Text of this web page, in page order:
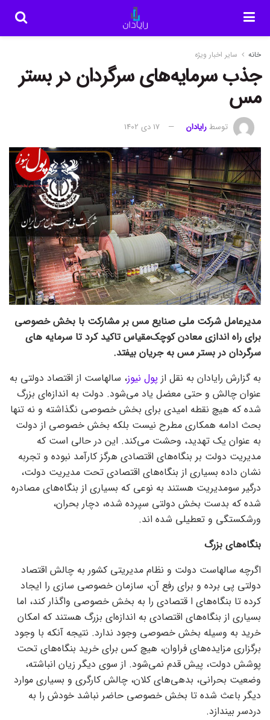
خانه سایر اخبار ویژه
جذب سرمایه‌های سرگردان در بستر
مس
توسطرایادان 17 دی 1402
مدیرعامل شرکت ملی صنایع مس بر مشارکت با بخش خصوصی
برای راه اندازی معادن کوچک‌مقیاس تاکید کرد تا سرمایه های
سرگردان در بستر مس به جریان بیفتد.
به گزارش رایادان به نقل از پول نیوز، سالهاست از اقتصاد دولتی به
عنوان چالش و حتی معضل یاد می‌شود. دولت به اندازه‌ای بزرگ
شده که هیچ نقطه امیدی برای بخش خصوصی نگذاشته و نه تنها
بحث ادامه همکاری مطرح نیست بلکه بخش خصوصی از دولت
به عنوان یک تهدید، وحشت می‌کند. این در حالی است که
مدیریت دولت بر بنگاه‌های اقتصادی هرگز کارآمد نبوده و تجربه
نشان داده بسیاری از بنگاه‌های اقتصادی تحت مدیریت دولت،
درگیر سومدیریت هستند به نوعی که بسیاری از بنگاه‌های مصادره
شده که بدست بخش دولتی سپرده شده، دچار بحران،
ورشکستگی و تعطیلی شده اند.
بنگاه‌های بزرگ
اگرچه سالهاست دولت و نظام مدیریتی کشور به چالش اقتصاد
دولتی پی برده و برای رفع آن، سازمان خصوصی سازی را ایجاد
کرده تا بنگاه‌های ا قتصادی را به بخش خصوصی واگذار کند، اما
بسیاری از بنگاه‌های اقتصادی به اندازه‌ای بزرگ هستند که امکان
خرید به وسیله بخش خصوصی وجود ندارد. نتیجه آنکه با وجود
برگزاری مزایده‌های فراوان، هیچ کس برای خرید بنگاه‌های تحت
پوشش دولت، پیش قدم نمی‌شود. از سوی دیگر زیان انباشته،
وضعیت بحرانی، بدهی‌های کلان، چالش کارگری و بسیاری موارد
دیگر باعث شده تا بخش خصوصی حاضر نباشد خودش را به
دردسر بیندازد.